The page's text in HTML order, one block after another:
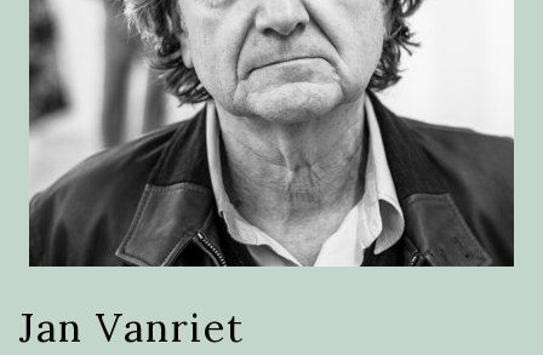
Jan Vanriet